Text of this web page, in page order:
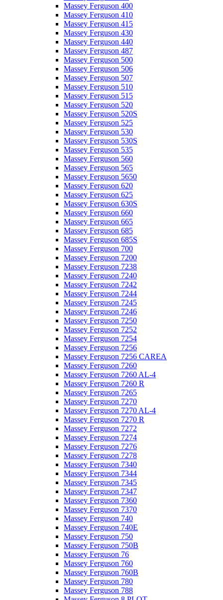
Massey Ferguson 400
Massey Ferguson 410
Massey Ferguson 415
Massey Ferguson 430
Massey Ferguson 440
Massey Ferguson 487
Massey Ferguson 500
Massey Ferguson 506
Massey Ferguson 507
Massey Ferguson 510
Massey Ferguson 515
Massey Ferguson 520
Massey Ferguson 520S
Massey Ferguson 525
Massey Ferguson 530
Massey Ferguson 530S
Massey Ferguson 535
Massey Ferguson 560
Massey Ferguson 565
Massey Ferguson 5650
Massey Ferguson 620
Massey Ferguson 625
Massey Ferguson 630S
Massey Ferguson 660
Massey Ferguson 665
Massey Ferguson 685
Massey Ferguson 685S
Massey Ferguson 700
Massey Ferguson 7200
Massey Ferguson 7238
Massey Ferguson 7240
Massey Ferguson 7242
Massey Ferguson 7244
Massey Ferguson 7245
Massey Ferguson 7246
Massey Ferguson 7250
Massey Ferguson 7252
Massey Ferguson 7254
Massey Ferguson 7256
Massey Ferguson 7256 CAREA
Massey Ferguson 7260
Massey Ferguson 7260 AL-4
Massey Ferguson 7260 R
Massey Ferguson 7265
Massey Ferguson 7270
Massey Ferguson 7270 AL-4
Massey Ferguson 7270 R
Massey Ferguson 7272
Massey Ferguson 7274
Massey Ferguson 7276
Massey Ferguson 7278
Massey Ferguson 7340
Massey Ferguson 7344
Massey Ferguson 7345
Massey Ferguson 7347
Massey Ferguson 7360
Massey Ferguson 7370
Massey Ferguson 740
Massey Ferguson 740E
Massey Ferguson 750
Massey Ferguson 750B
Massey Ferguson 76
Massey Ferguson 760
Massey Ferguson 760B
Massey Ferguson 780
Massey Ferguson 788